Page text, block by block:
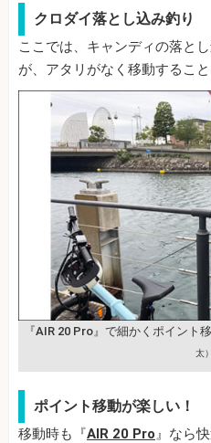
クロダイ落とし込み釣り
ここでは、キャンディの落と
が、アタリがなく移動すること
『AIR 20 Pro』で細かくポイント
太）
ポイント移動が楽しい！
移動時も『AIR 20 Pro』なら